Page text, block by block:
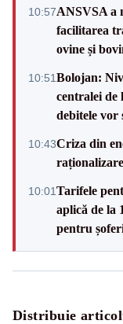
10:57ANSVSA a
facilitarea
ovine și
10:51Bolojan:
centralei de
debitele vor
10:43Criza din
10:01Tarifele
aplică de la
pentru
Distribuie